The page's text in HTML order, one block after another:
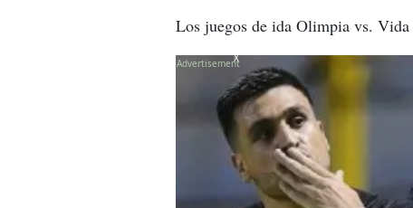
Los juegos de ida Olimpia vs.
X